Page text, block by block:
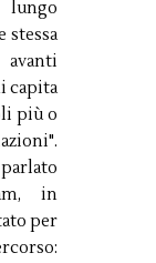
stessa
capita
più o
in
per